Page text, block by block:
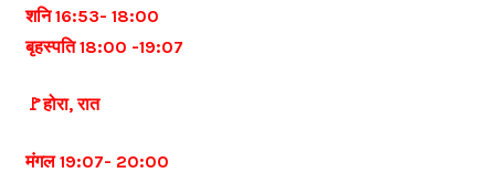
शनि 16:53- 18:00
बृहस्पति 18:00 -19:07
🚩होरा, रात
मंगल 19:07- 20:00